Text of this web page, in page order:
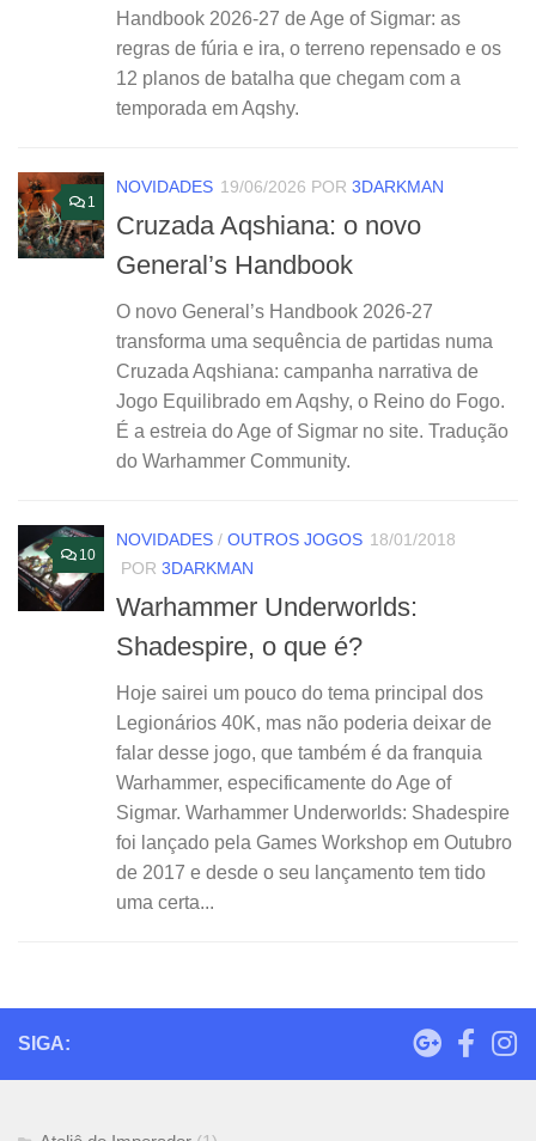
Handbook 2026-27 de Age of Sigmar: as
regras de fúria e ira, o terreno repensado e os
12 planos de batalha que chegam com a
temporada em Aqshy.
1
NOVIDADES 19/06/2026 POR 3DARKMAN
Cruzada Aqshiana: o novo
General’s Handbook
O novo General’s Handbook 2026-27
transforma uma sequência de partidas numa
Cruzada Aqshiana: campanha narrativa de
Jogo Equilibrado em Aqshy, o Reino do Fogo.
É a estreia do Age of Sigmar no site. Tradução
do Warhammer Community.
10
NOVIDADES / OUTROS JOGOS 18/01/2018
POR 3DARKMAN
Warhammer Underworlds:
Shadespire, o que é?
Hoje sairei um pouco do tema principal dos
Legionários 40K, mas não poderia deixar de
falar desse jogo, que também é da franquia
Warhammer, especificamente do Age of
Sigmar. Warhammer Underworlds: Shadespire
foi lançado pela Games Workshop em Outubro
de 2017 e desde o seu lançamento tem tido
uma certa...
SIGA: